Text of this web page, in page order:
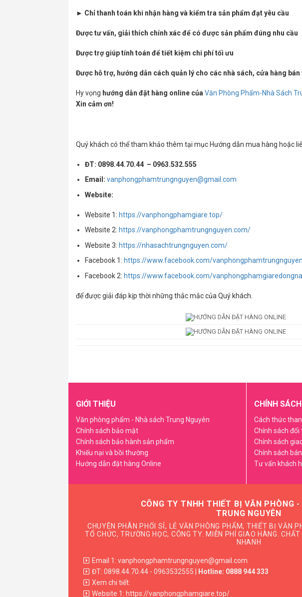
► Chỉ thanh toán khi nhận hàng và kiểm tra sản phẩm đạt yêu cầu
Được tư vấn, giải thích chính xác để có được sản phẩm đúng nhu cầu
Được trợ giúp tính toán để tiết kiệm chi phí tối ưu
Được hỗ trợ, hướng dẫn cách quản lý cho các nhà sách, cửa hàng
Hy vọng hướng dẫn đặt hàng online củaVăn Phòng Phẩm-Nhà Sách
Xin cảm ơn!
Quý khách có thể tham khảo thêm tại mục Hướng dẫn mua hàng hoặc
ĐT: 0898.44.70.44 – 0963.532.555
Email:vanphongphamtrungnguyen@gmail.com
Website:
Website 1: https://vanphongphamgiare.top/
Website 2: https://vanphongphamtrungnguyen.com/
Website 3: https://nhasachtrungnguyen.com/
Facebook 1: https://www.facebook.com/vanphongphamtrungnguyen
Facebook 2:https://www.facebook.com/
để được giải đáp kịp thời những thắc mắc của Quý khách.
GIỚI THIỆU
Văn phòng phẩm - Nhà sách Trung Nguyên
Chính sách bảo mật
Chính sách bảo hành sản phẩm
Khiếu nại và bồi thường
Hướng dẫn đặt hàng Online
CHÍNH
Cách thức
Chính sách đổi
Chính sách
Chính sách
Tư vấn khách
CÔNG TY TNHH THIẾT BỊ VĂN PHÒNG -
TRUNG NGUYÊN
CHUYÊN PHÂN PHỐI SỈ, LẺ VĂN PHÒNG PHẨM, THIẾT BỊ VĂN
TỔ CHỨC, TRƯỜNG HỌC, CÔNG TY. MIỄN PHÍ GIAO HÀNG.
NHANH
Email 1: vanphongphamtrungnguyen@gmail.com
ĐT: 0898.44.70.44 - 0963532555 |
Hotline: 0888 944 333
Xem chi tiết:
Website 1: https://vanphongphamgiare.top/